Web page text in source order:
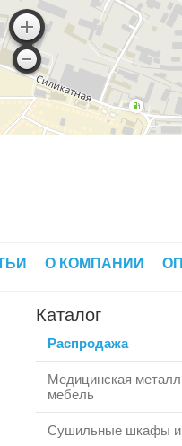
О КОМПАНИИ
Каталог
Распродажа
Медицинская
мебель
Сушильные шкафы и